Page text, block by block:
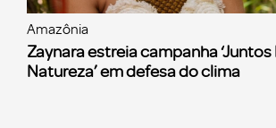
Amazônia
Zaynara estreia campanha ‘Juntos
Natureza’ em defesa do clima